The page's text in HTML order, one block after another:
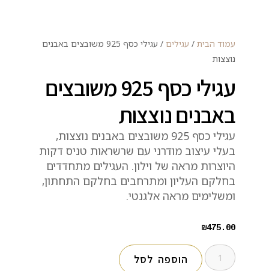
עמוד הבית / עגילים
/ עגילי כסף 925 משובצים באבנים
נוצצות
עגילי כסף 925 משובצים
באבנים נוצצות
עגילי כסף 925 משובצים באבנים נוצצות,
בעלי עיצוב מודרני עם שרשראות טניס דקות
היוצרות מראה של וילון. העגילים מתחדדים
בחלקם העליון ומתרחבים בחלקם התחתון,
ומשלימים מראה אלגנטי.
₪475.00
הוספה לסל